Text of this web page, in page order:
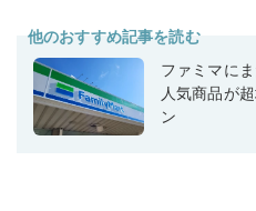
他のおすすめ記事を読む
ファミマに
人気商品が
ン